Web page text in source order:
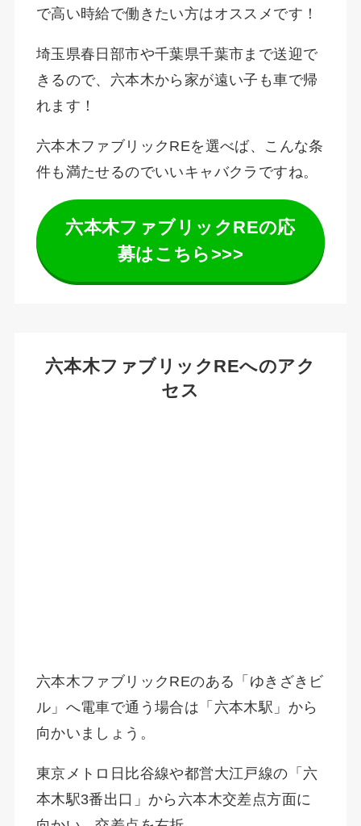
で高い時給で働きたい方はオススメです！
埼玉県春日部市や千葉県千葉市まで送迎で
きるので、六本木から家が遠い子も車で帰
れます！
六本木ファブリックREを選べば、こんな条
件も満たせるのでいいキャバクラですね。
六本木ファブリックREの応
募はこちら>>>
六本木ファブリックREへのアク
セス
六本木ファブリックREのある「ゆきざきビ
ル」へ電車で通う場合は「六本木駅」から
向かいましょう。
東京メトロ日比谷線や都営大江戸線の「六
本木駅3番出口」から六本木交差点方面に